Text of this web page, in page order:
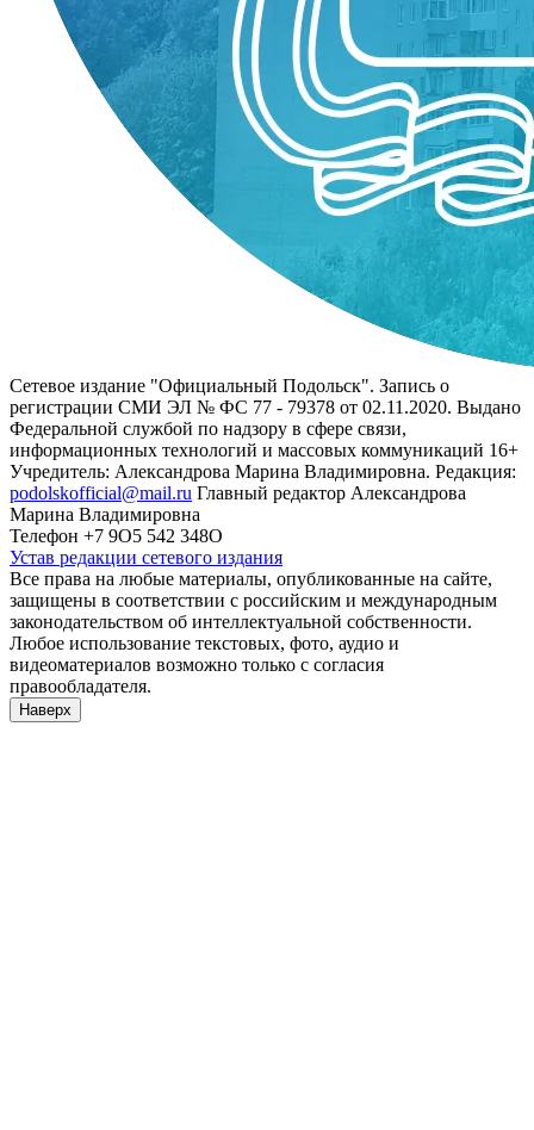
Сетевое издание "Официальный Подольск". Запись о
регистрации СМИ ЭЛ № ФС 77 - 79378 от 02.11.2020. Выдано
Федеральной службой по надзору в сфере связи,
информационных технологий и массовых коммуникаций 16+
Учредитель: Александрова Марина Владимировна. Редакция:
podolskofficial@mail.ru Главный редактор Александрова
Марина Владимировна
Телефон +7 9О5 542 348О
Устав редакции сетевого издания
Все права на любые материалы, опубликованные на сайте,
защищены в соответствии с российским и международным
законодательством об интеллектуальной собственности.
Любое использование текстовых, фото, аудио и
видеоматериалов возможно только с согласия
правообладателя.
Наверх